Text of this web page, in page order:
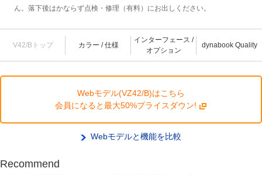
ん。落下後はかならず点検・修理（有料）にお出しください。
V42/Bトップ カラー / 仕様
インターフェース /
オプション
dynabook Quality
Webモデル(VZ42/B)はこちら
会員になると最大50%プライスダウン!
Webモデルと機能を比較
Recommend